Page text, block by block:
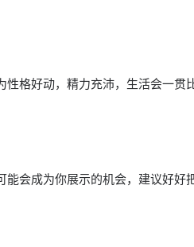
格好动，精力充沛，生活会一贯
会成为你展示的机会，建议好好